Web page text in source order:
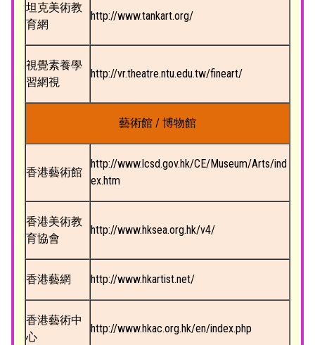
坦克美術教
育網
http://www.tankart.org/
視覺素養學
習網視
http://vr.theatre.ntu.edu.tw/fineart/
藝術館 / 博物館
香港藝術館
http://www.lcsd.gov.hk/CE/Museum/Arts/ind
ex.htm
香港美術教
育協會
http://www.hksea.org.hk/v4/
香港藝網 http://www.hkartist.net/
香港藝術中
心
http://www.hkac.org.hk/en/index.php